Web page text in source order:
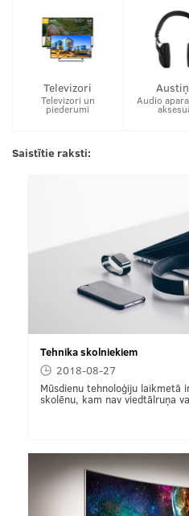
Televizori
Televizori un
piederumi
Audio
Saistītie raksti:
Tehnika skolniekiem
2018-08-27
Mūsdienu tehnoloģiju laikmetā
skolēnu, kam nav viedtālruņa